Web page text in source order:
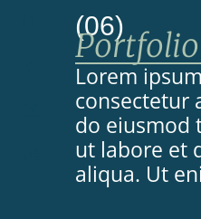
(06)
Portfolio
Lorem
consectetur
do eiusmod
ut labore et
aliqua. Ut